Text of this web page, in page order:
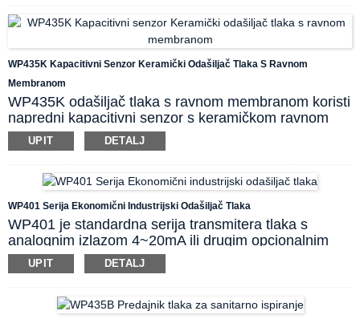
ulaznih procesnih podataka zajedno s pretvorenim
izlazom od 4~20mA i relejnim sklopkama. To je
praktičan sekundarni instrument s izvrsnom
kompatibilnošću i isplativošću.
WP435K Kapacitivni Senzor Keramički Odašiljač Tlaka S Ravnom
Membranom
WP435K odašiljač tlaka s ravnom membranom koristi
napredni kapacitivni senzor s keramičkom ravnom
membranom. Dio bez šupljina koji je u kontaktu s
vodom eliminira mrtve zone za stagnaciju medija i
performanse i mehanička čvrstoća keramičke
komponente kapacitivnog senzora čine instrument
optimalnim rješenjem za agresivne medije u
sektorima osjetljivim na higijenu.
UPIT DETALJ
WP401 Serija Ekonomični Industrijski Odašiljač Tlaka
WP401 je standardna serija transmitera tlaka s
analognim izlazom 4~20mA ili drugim opcionalnim
signalom. Serija se sastoji od naprednog uvoznog
senzorskog čipa koji je kombiniran s integriranom
WP401A i C tipovi koriste aluminijsku priključnu
UPIT DETALJ